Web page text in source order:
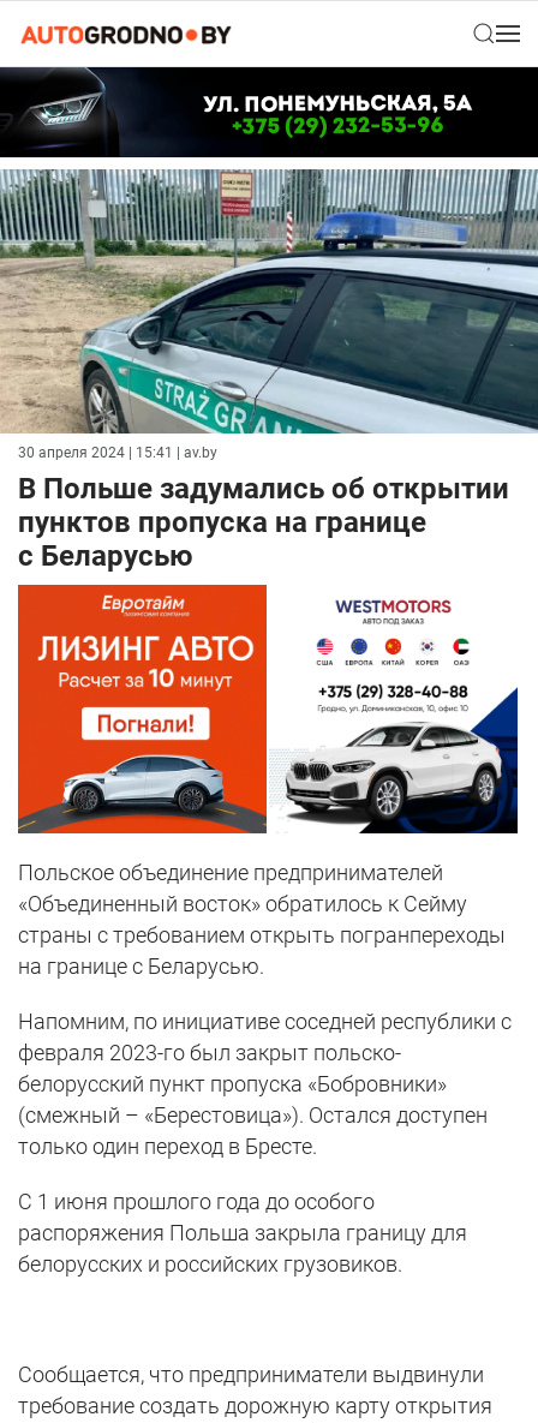
30 апреля 2024 | 15:41 | av.by
В Польше задумались об открытии
пунктов пропуска на границе
с Беларусью
Польское объединение предпринимателей
«Объединенный восток» обратилось к Сейму
страны с требованием открыть погранпереходы
на границе с Беларусью.
Напомним, по инициативе соседней республики с
февраля 2023-го был закрыт польско-
белорусский пункт пропуска «Бобровники»
(смежный – «Берестовица»). Остался доступен
только один переход в Бресте.
С 1 июня прошлого года до особого
распоряжения Польша закрыла границу для
белорусских и российских грузовиков.
Сообщается, что предприниматели выдвинули
требование создать дорожную карту открытия